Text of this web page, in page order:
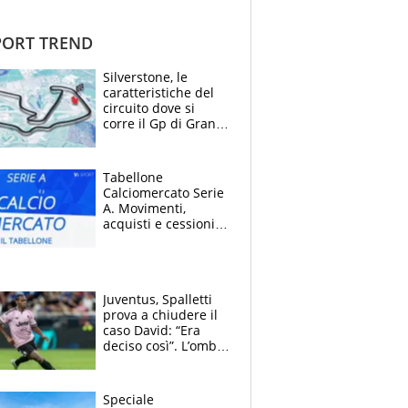
TREND
Silverstone, le
caratteristiche del
circuito dove si
corre il Gp di Gran
Tabellone
Calciomercato Serie
A. Movimenti,
acquisti e cessioni:
Juventus, Spalletti
prova a chiudere il
caso David: “Era
deciso così”. L’ombra
Speciale